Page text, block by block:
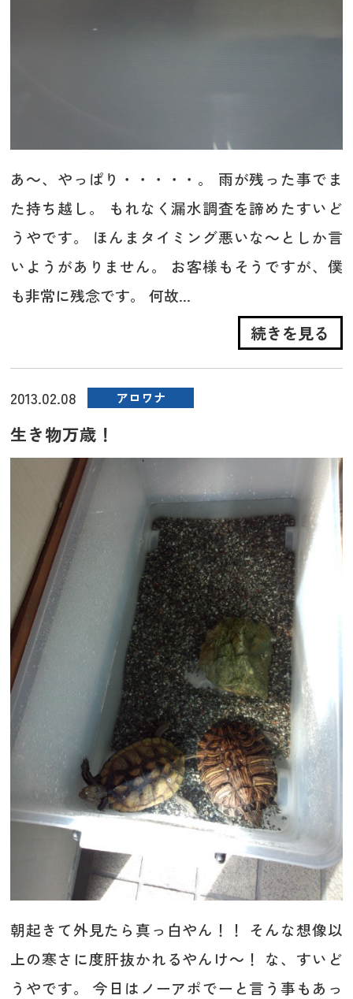
あ～、やっぱり・・・・・。 雨が残った事でま
た持ち越し。 もれなく漏水調査を諦めたすいど
うやです。 ほんまタイミング悪いな～としか言
いようがありません。 お客様もそうですが、僕
も非常に残念です。 何故...
続きを見る
2013.02.08 アロワナ
生き物万歳！
朝起きて外見たら真っ白やん！！ そんな想像以
上の寒さに度肝抜かれるやんけ～！ な、すいど
うやです。 今日はノーアポでーと言う事もあっ